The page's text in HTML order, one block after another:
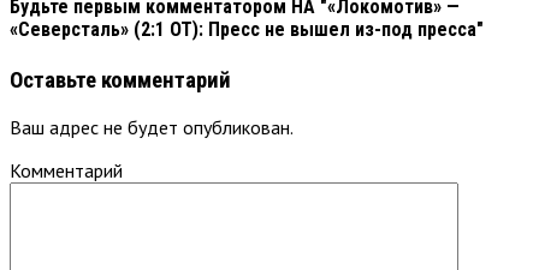
Будьте первым комментатором НА "«Локомотив» —
«Северсталь» (2:1 ОТ): Пресс не вышел из-под пресса"
Оставьте комментарий
Ваш адрес не будет опубликован.
Комментарий